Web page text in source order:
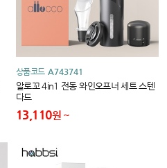
상품코드 A743741
알로꼬 4in1 전동 와인오프너 세트 스텐
다드
13,110원